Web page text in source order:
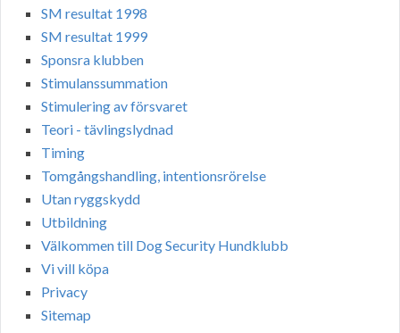
SM resultat 1998
SM resultat 1999
Sponsra klubben
Stimulanssummation
Stimulering av försvaret
Teori - tävlingslydnad
Timing
Tomgångshandling, intentionsrörelse
Utan ryggskydd
Utbildning
Välkommen till Dog Security Hundklubb
Vi vill köpa
Privacy
Sitemap